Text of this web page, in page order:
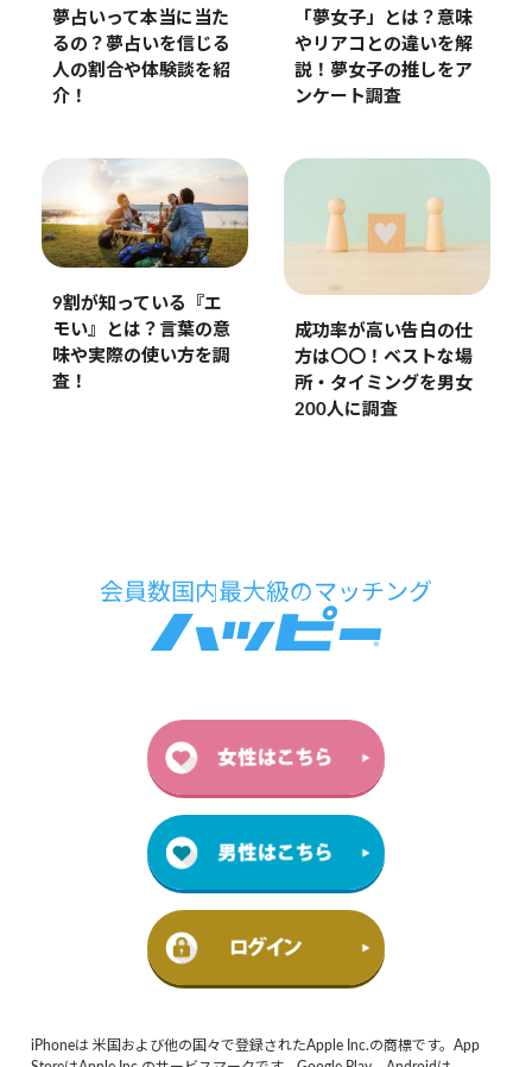
夢占いって本当に当た
るの？夢占いを信じる
人の割合や体験談を紹
介！
「夢女子」とは？意味
やリアコとの違いを解
説！夢女子の推しをア
ンケート調査
9割が知っている『エ
モい』とは？言葉の意
味や実際の使い方を調
査！
成功率が高い告白の仕
方は〇〇！ベストな場
所・タイミングを男女
200人に調査
iPhoneは 米国および他の国々で登録されたApple Inc.の商標です。App